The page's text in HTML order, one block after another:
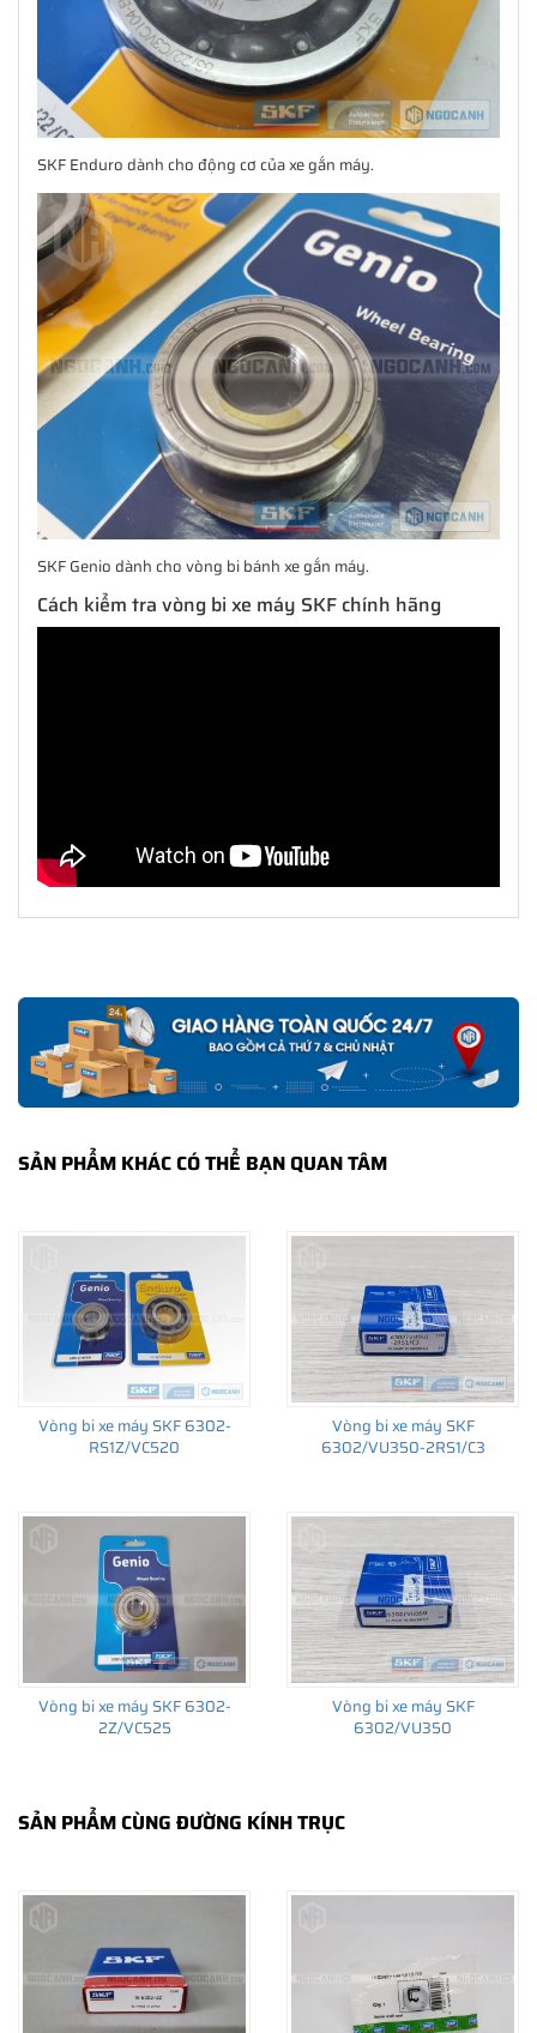
SKF Enduro dành cho động cơ của xe gắn máy.
SKF Genio dành cho vòng bi bánh xe gắn máy.
Cách kiểm tra vòng bi xe máy SKF chính hãng
SẢN PHẨM KHÁC CÓ THỂ BẠN QUAN TÂM
Vòng bi xe máy SKF 6302-
RS1Z/VC520
Vòng bi xe máy SKF
6302/VU350-2RS1/C3
Vòng bi xe máy SKF 6302-
2Z/VC525
Vòng bi xe máy SKF
6302/VU350
SẢN PHẨM CÙNG ĐƯỜNG KÍNH TRỤC